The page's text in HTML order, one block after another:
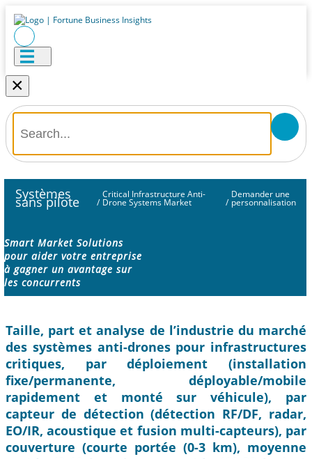
×
Systèmes
sans pilote /
Critical Infrastructure Anti-
Drone Systems Market /
Demander une
personnalisation
Smart Market Solutions
pour aider votre entreprise
à gagner un avantage sur
les concurrents
Taille, part et analyse de l’industrie du marché
des systèmes anti-drones pour infrastructures
critiques, par déploiement (installation
fixe/permanente, déployable/mobile
rapidement et monté sur véhicule), par
capteur de détection (détection RF/DF, radar,
EO/IR, acoustique et fusion multi-capteurs), par
couverture (courte portée (0-3 km), moyenne